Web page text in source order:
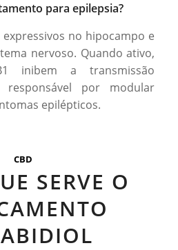
para epilepsia?
expressivos no hipocampo e
nervoso. Quando ativo,
inibem a transmissão
responsável por modular
epilépticos.
CBD
SERVE O